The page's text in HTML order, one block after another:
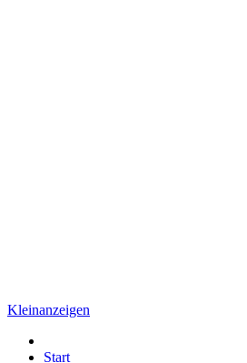
Kleinanzeigen
Start